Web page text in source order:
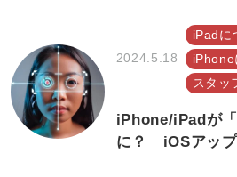
2024.5.18
iPadに
iPhone
スタッ
iPhone/iPadが「
に？ iOSアップ